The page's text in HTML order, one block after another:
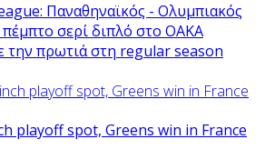
Παναθηναϊκός - Ολυμπιακός
σερί διπλό στο ΟΑΚΑ
την πρωτιά στη regular season
playoff spot, Greens win in France